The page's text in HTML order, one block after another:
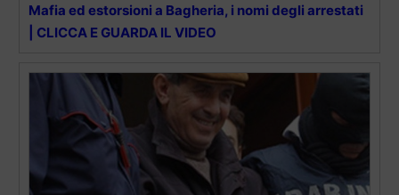
Mafia ed estorsioni a Bagheria, i nomi degli arrestati
| CLICCA E GUARDA IL VIDEO